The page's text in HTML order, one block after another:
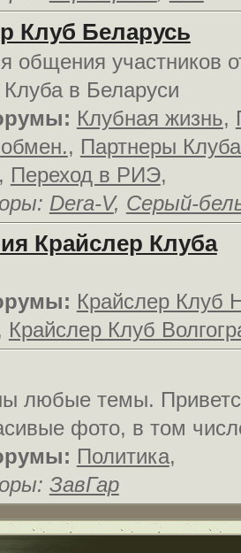
Клуб Беларусь
общения участников
в Беларуси
Клубная жизнь,
, Партнеры
, Переход в РИЭ,
Dera-V, Серый-
Крайслер Клуба
Крайслер Клуб
Крайслер Клуб
любые темы.
фото, в том
Политика,
ЗавГар